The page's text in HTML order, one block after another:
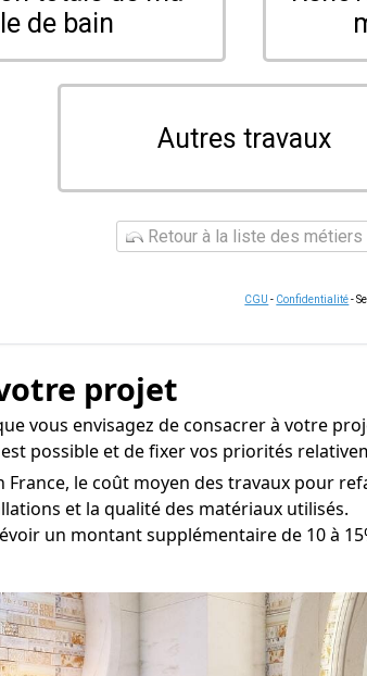
de bain
Autres travaux
Retour à la liste des métiers
CGU - Confidentialité-
projet
vous envisagez de consacrer à votre
possible et de fixer vos priorités
le coût moyen des travaux pour
et la qualité des matériaux utilisés.
un montant supplémentaire de 10 à